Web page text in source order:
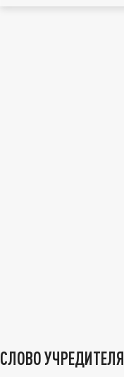
СЛОВО УЧРЕДИТЕЛЯ